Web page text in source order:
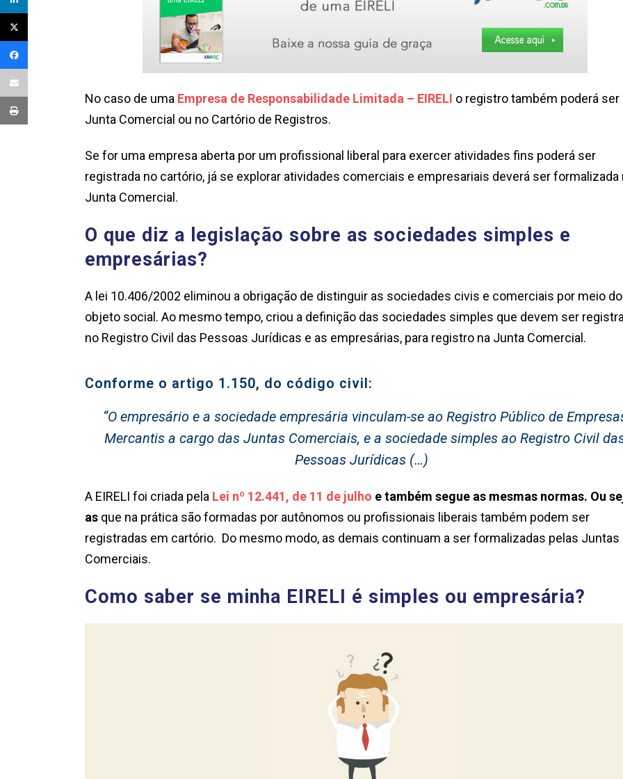
No caso de uma Empresa de Responsabilidade Limitada – EIRELI o registro também poderá ser
Junta Comercial ou no Cartório de Registros.
Se for uma empresa aberta por um profissional liberal para exercer atividades fins poderá ser
registrada no cartório, já se explorar atividades comerciais e empresariais deverá ser formalizada
Junta Comercial.
O que diz a legislação sobre as sociedades simples e
empresárias?
A lei 10.406/2002 eliminou a obrigação de distinguir as sociedades civis e comerciais por meio do
objeto social. Ao mesmo tempo, criou a definição das sociedades simples que devem ser
no Registro Civil das Pessoas Jurídicas e as empresárias, para registro na Junta Comercial.
Conforme o artigo 1.150, do código civil:
“O empresário e a sociedade empresária vinculam-se ao Registro Público de
Mercantis a cargo das Juntas Comerciais, e a sociedade simples ao Registro Civil
Pessoas Jurídicas (…)
A EIRELI foi criada pela Lei nº 12.441, de 11 de julho e também segue as mesmas normas. Ou
as que na prática são formadas por autônomos ou profissionais liberais também podem ser
registradas em cartório. Do mesmo modo, as demais continuam a ser formalizadas pelas Juntas
Comerciais.
Como saber se minha EIRELI é simples ou empresária?